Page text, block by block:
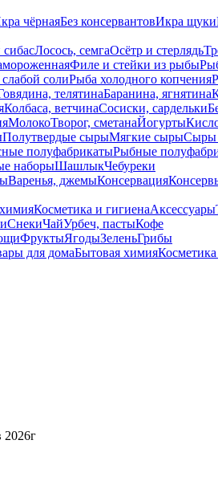
чёрнаяБез консервантовИкра щуки
Лосось, семгаОсётр и стерлядь
Филе и стейки из рыбы
солиРыба холодного копчения
телятинаБаранина, ягнятина
Колбаса, ветчинаСосиски, сардельки
МолокоТворог, сметанаЙогурты
Полутвердые сырыМягкие сырыСыры
полуфабрикатыРыбные
наборыШашлыкЧебуреки
Варенья, джемыКонсервация
Косметика и гигиенаАксессуары
СнекиЧайУрбеч, пастыКофе
ФруктыЯгодыЗеленьГрибы
для домаБытовая химия
2026г